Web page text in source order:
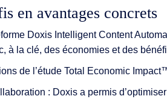
en avantages concrets
Doxis Intelligent Content
à la clé, des économies et des
de l’étude Total Economic
: Doxis a permis